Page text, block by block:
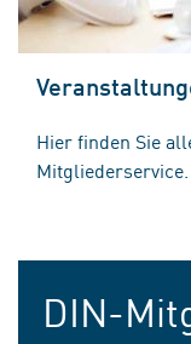
Hier finden Sie
Mitgliederservice.
DIN-